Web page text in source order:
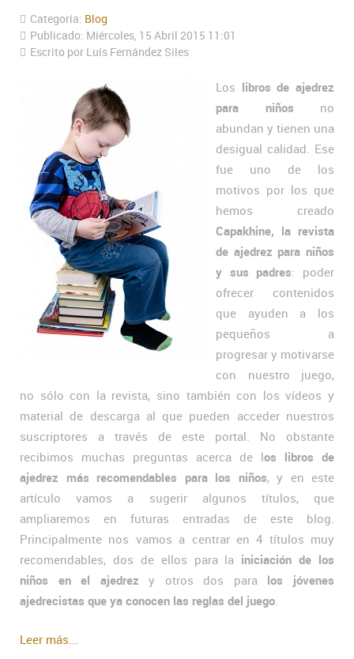
Categoría: Blog
Publicado: Miércoles, 15 Abril 2015 11:01
Escrito por Luís Fernández Siles
Los libros de ajedrez
para niños no
abundan y tienen una
desigual calidad. Ese
fue uno de los
motivos por los que
hemos creado
Capakhine, la revista
de ajedrez para niños
y sus padres: poder
ofrecer contenidos
que ayuden a los
pequeños a
progresar y motivarse
con nuestro juego,
no sólo con la revista, sino también con los vídeos y
material de descarga al que pueden acceder nuestros
suscriptores a través de este portal. No obstante
recibimos muchas preguntas acerca de los libros de
ajedrez más recomendables para los niños, y en este
artículo vamos a sugerir algunos títulos, que
ampliaremos en futuras entradas de este blog.
Principalmente nos vamos a centrar en 4 títulos muy
recomendables, dos de ellos para la iniciación de los
niños en el ajedrez y otros dos para los jóvenes
ajedrecistas que ya conocen las reglas del juego.
Leer más...